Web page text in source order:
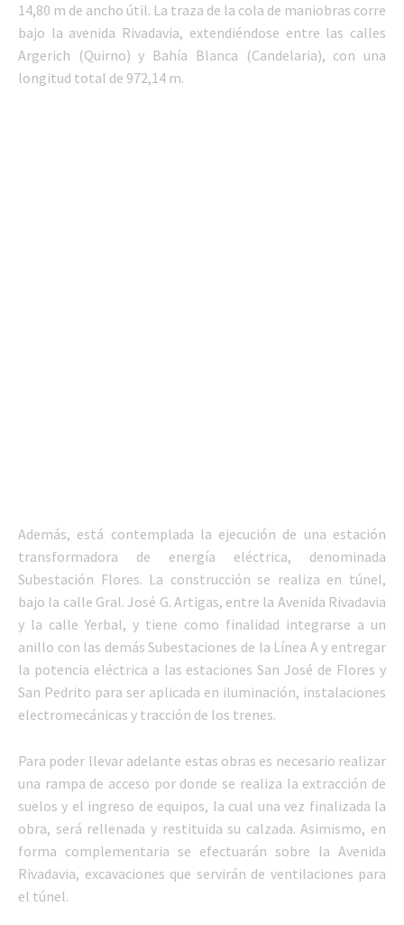
14,80 m de ancho útil. La traza de la cola de maniobras corre
bajo la avenida Rivadavia, extendiéndose entre las calles
Argerich (Quirno) y Bahía Blanca (Candelaria), con una
longitud total de 972,14 m.
Además, está contemplada la ejecución de una estación
transformadora de energía eléctrica, denominada
Subestación Flores. La construcción se realiza en túnel,
bajo la calle Gral. José G. Artigas, entre la Avenida Rivadavia
y la calle Yerbal, y tiene como finalidad integrarse a un
anillo con las demás Subestaciones de la Línea A y entregar
la potencia eléctrica a las estaciones San José de Flores y
San Pedrito para ser aplicada en iluminación, instalaciones
electromecánicas y tracción de los trenes.
Para poder llevar adelante estas obras es necesario realizar
una rampa de acceso por donde se realiza la extracción de
suelos y el ingreso de equipos, la cual una vez finalizada la
obra, será rellenada y restituida su calzada. Asimismo, en
forma complementaria se efectuarán sobre la Avenida
Rivadavia, excavaciones que servirán de ventilaciones para
el túnel.